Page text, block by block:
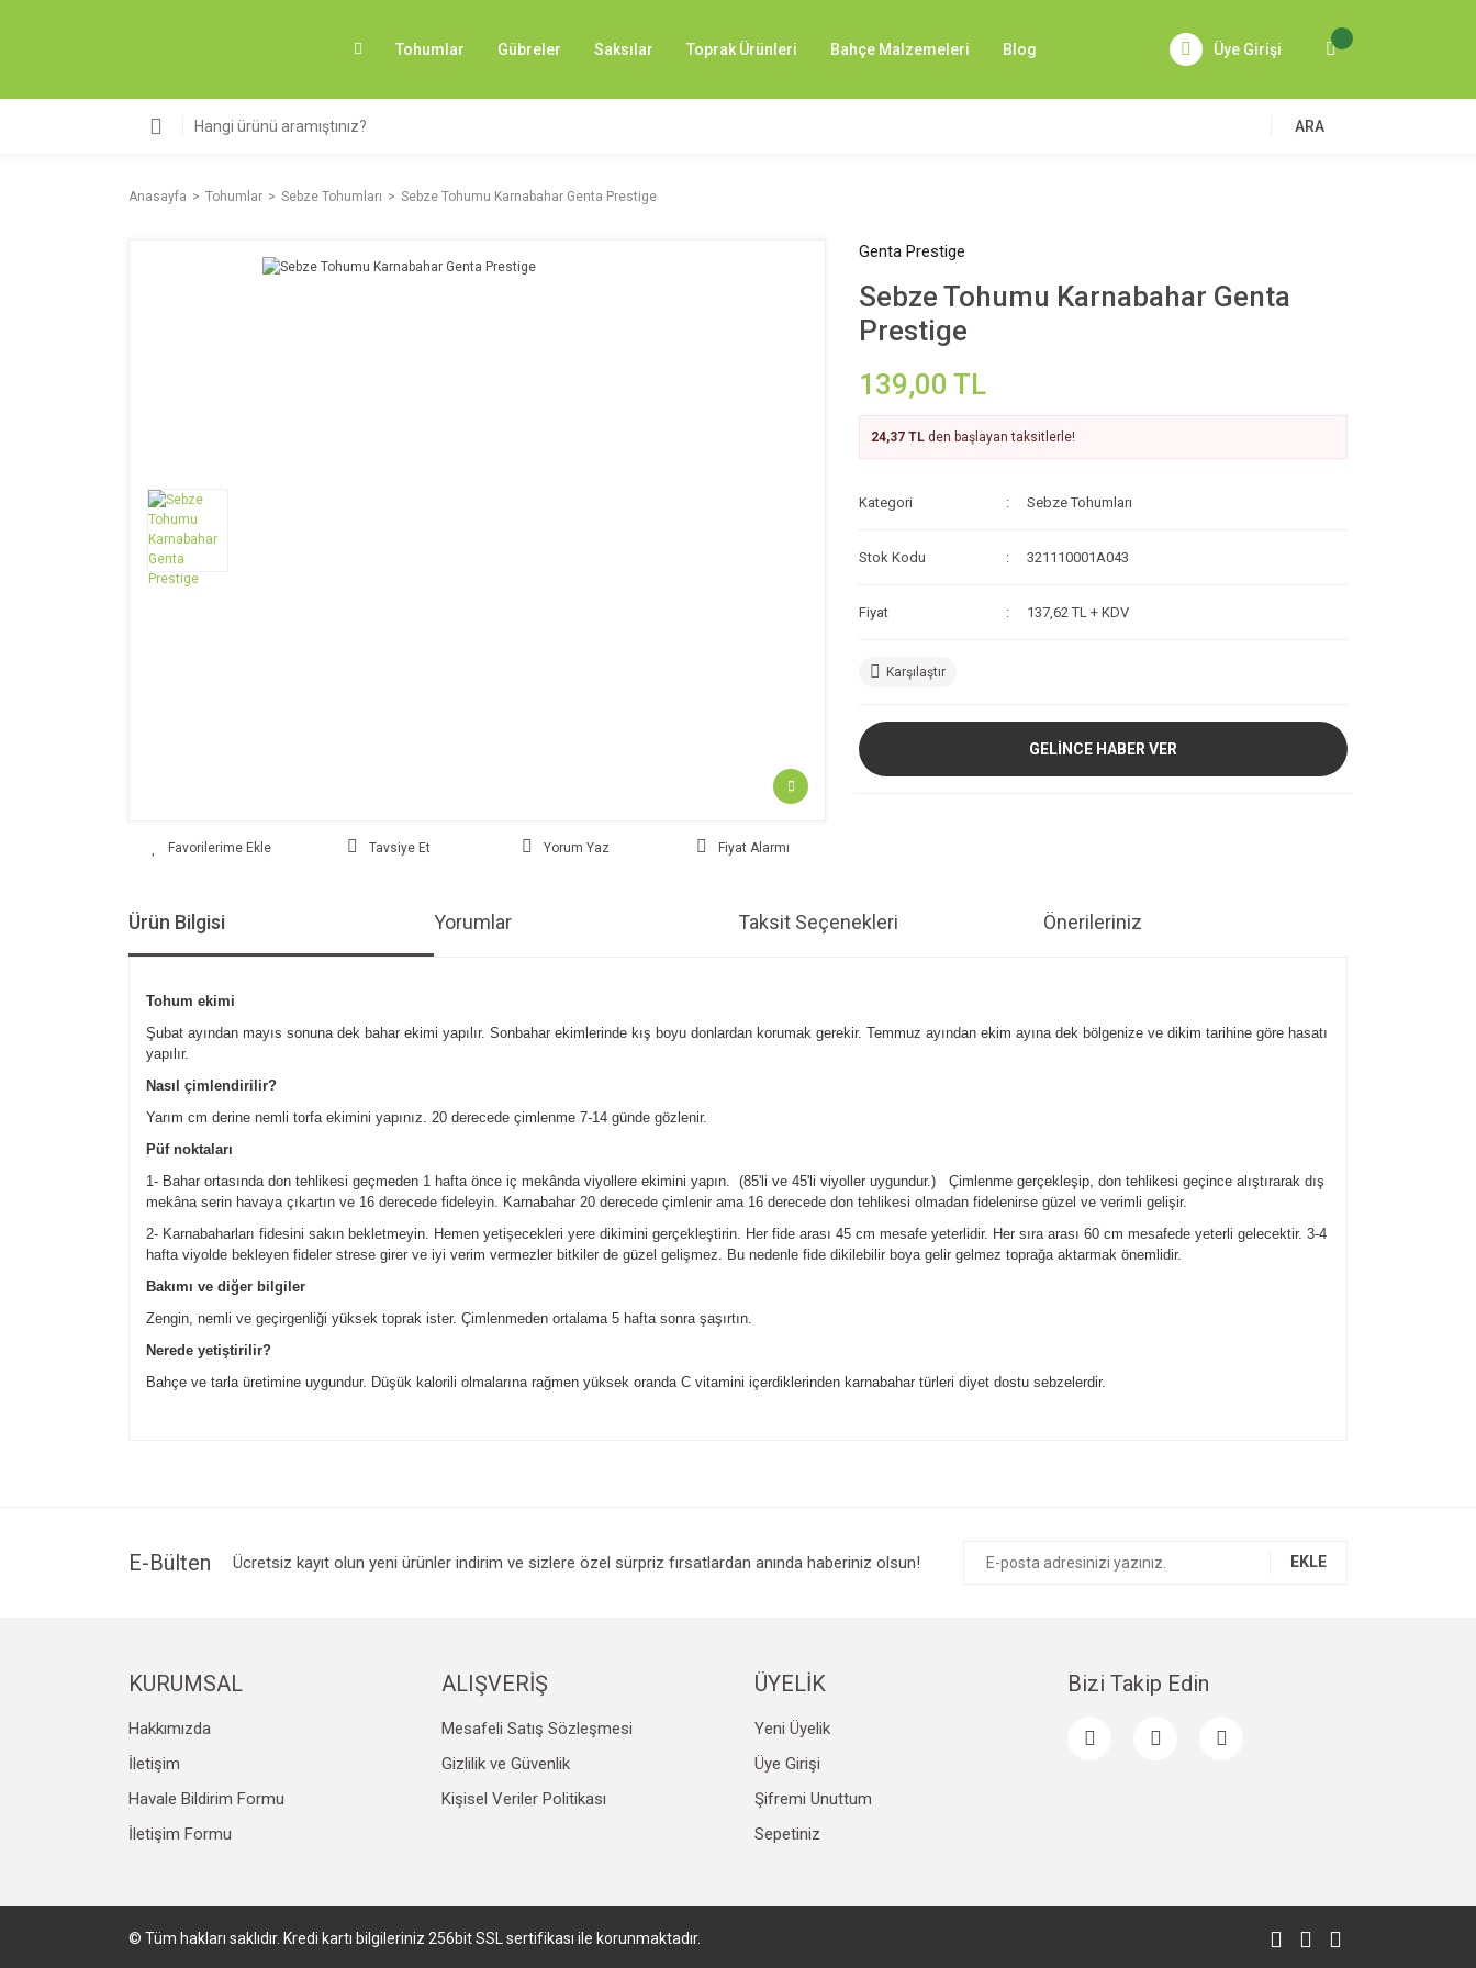
Tohumlar Gübreler Saksılar Toprak Ürünleri Bahçe Malzemeleri Blog Üye Girişi
ARA
Anasayfa Tohumlar Sebze Tohumları Sebze Tohumu Karnabahar Genta Prestige
Tavsiye Et Yorum Yaz Fiyat Alarmı
Genta Prestige
Sebze Tohumu Karnabahar Genta
Prestige
139,00 TL
24,37 TL den başlayan taksitlerle!
Kategori Sebze Tohumları
Stok Kodu 321110001A043
Fiyat 137,62 TL + KDV
Karşılaştır
GELİNCE HABER VER
Ürün Bilgisi Yorumlar Taksit Seçenekleri Önerileriniz
Tohum ekimi
Şubat ayından mayıs sonuna dek bahar ekimi yapılır. Sonbahar ekimlerinde kış boyu donlardan korumak gerekir. Temmuz ayından ekim ayına dek bölgenize ve dikim tarihine göre hasatı
yapılır.
Nasıl çimlendirilir?
Yarım cm derine nemli torfa ekimini yapınız. 20 derecede çimlenme 7-14 günde gözlenir.
Püf noktaları
1- Bahar ortasında don tehlikesi geçmeden 1 hafta önce iç mekânda viyollere ekimini yapın. (85'li ve 45'li viyoller uygundur.) Çimlenme gerçekleşip, don tehlikesi geçince alıştırarak dış
mekâna serin havaya çıkartın ve 16 derecede fideleyin. Karnabahar 20 derecede çimlenir ama 16 derecede don tehlikesi olmadan fidelenirse güzel ve verimli gelişir.
2- Karnabaharları fidesini sakın bekletmeyin. Hemen yetişecekleri yere dikimini gerçekleştirin. Her fide arası 45 cm mesafe yeterlidir. Her sıra arası 60 cm mesafede yeterli gelecektir. 3-4
hafta viyolde bekleyen fideler strese girer ve iyi verim vermezler bitkiler de güzel gelişmez. Bu nedenle fide dikilebilir boya gelir gelmez toprağa aktarmak önemlidir.
Bakımı ve diğer bilgiler
Zengin, nemli ve geçirgenliği yüksek toprak ister. Çimlenmeden ortalama 5 hafta sonra şaşırtın.
Nerede yetiştirilir?
Bahçe ve tarla üretimine uygundur. Düşük kalorili olmalarına rağmen yüksek oranda C vitamini içerdiklerinden karnabahar türleri diyet dostu sebzelerdir.
Ürün bilgilerinde hatalar bulunuyor.
Gönder
E-Bülten Ücretsiz kayıt olun yeni ürünler indirim ve sizlere özel sürpriz fırsatlardan anında haberiniz olsun! EKLE
KURUMSAL
Hakkımızda
İletişim
Havale Bildirim Formu
İletişim Formu
ALIŞVERİŞ
Mesafeli Satış Sözleşmesi
Gizlilik ve Güvenlik
Kişisel Veriler Politikası
ÜYELİK
Yeni Üyelik
Üye Girişi
Şifremi Unuttum
Sepetiniz
Bizi Takip Edin
© Tüm hakları saklıdır. Kredi kartı bilgileriniz 256bit SSL sertifikası ile korunmaktadır.